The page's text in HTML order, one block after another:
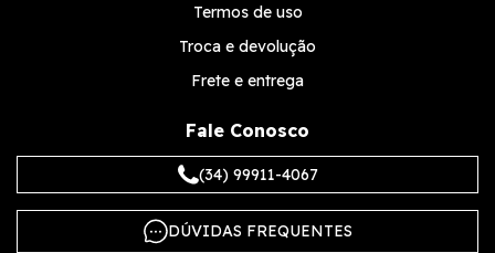
Termos de uso
Troca e devolução
Frete e entrega
Fale Conosco
(34) 99911-4067
DÚVIDAS FREQUENTES